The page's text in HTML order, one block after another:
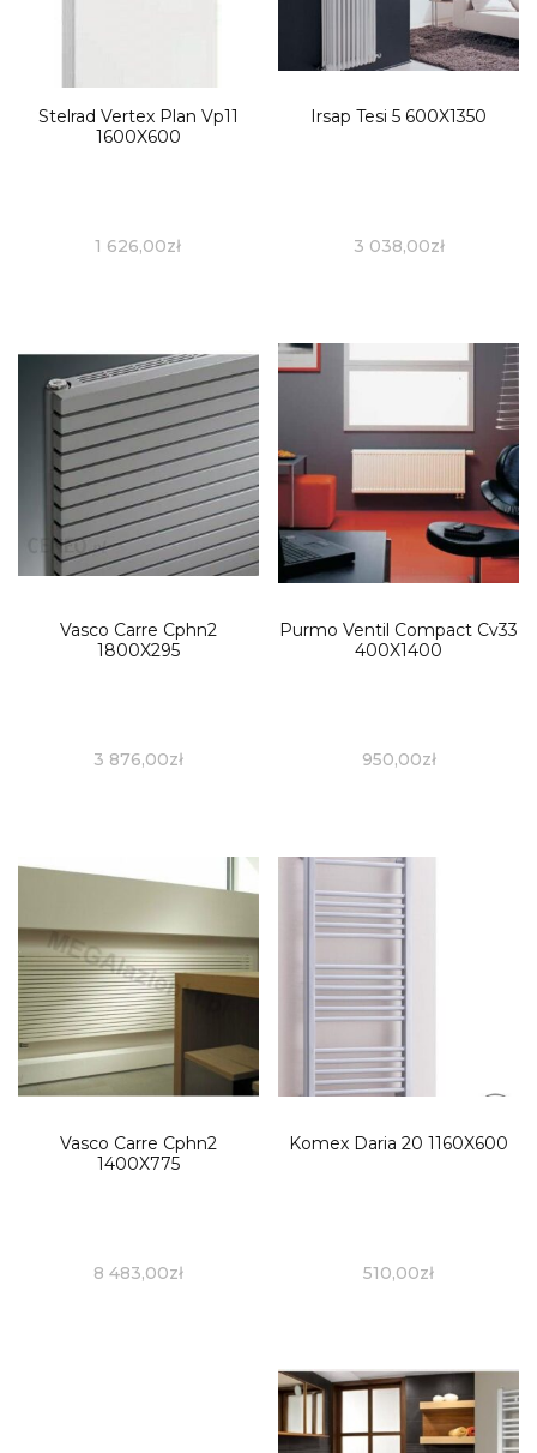
Stelrad Vertex Plan Vp11
1600X600
1 626,00zł
Irsap Tesi 5 600X1350
3 038,00zł
Vasco Carre Cphn2
1800X295
3 876,00zł
Purmo Ventil Compact Cv33
400X1400
950,00zł
Vasco Carre Cphn2
1400X775
8 483,00zł
Komex Daria 20 1160X600
510,00zł